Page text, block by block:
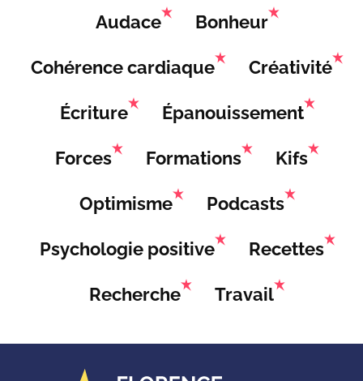
Audace Bonheur
Cohérence cardiaque Créativité
Écriture Épanouissement
Forces Formations Kifs
Optimisme Podcasts
Psychologie positive Recettes
Recherche Travail